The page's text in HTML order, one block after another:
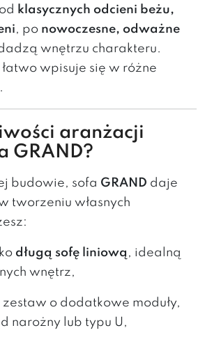
klasycznych odcieni beżu,
, po nowoczesne, odważne
wnętrzu charakteru.
wpisuje się w różne
aranżacji
GRAND?
budowie, sofa GRAND daje
tworzeniu własnych
długą sofę liniową , idealną
wnętrz,
o dodatkowe moduły,
narożny lub typu U,